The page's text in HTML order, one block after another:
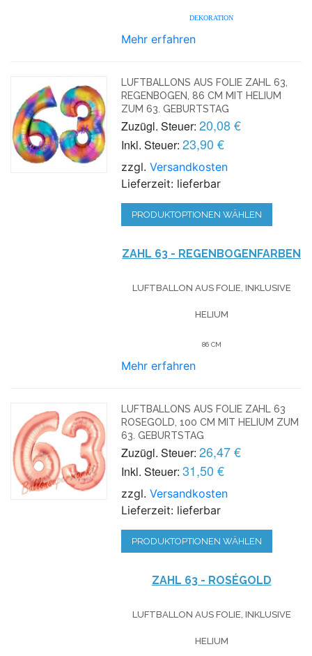
DEKORATION
Mehr erfahren
LUFTBALLONS AUS FOLIE ZAHL 63,
REGENBOGEN, 86 CM MIT HELIUM
ZUM 63. GEBURTSTAG
Zuzügl. Steuer: 20,08 €
Inkl. Steuer: 23,90 €
zzgl.Versandkosten
Lieferzeit: lieferbar
PRODUKTOPTIONEN WÄHLEN
ZAHL 63 - REGENBOGENFARBEN
LUFTBALLON AUS FOLIE, INKLUSIVE
HELIUM
86 CM
Mehr erfahren
LUFTBALLONS AUS FOLIE ZAHL 63
ROSEGOLD, 100 CM MIT HELIUM ZUM
63. GEBURTSTAG
Zuzügl. Steuer: 26,47 €
Inkl. Steuer: 31,50 €
zzgl.Versandkosten
Lieferzeit: lieferbar
PRODUKTOPTIONEN WÄHLEN
ZAHL 63 - ROSÉGOLD
LUFTBALLON AUS FOLIE, INKLUSIVE
HELIUM